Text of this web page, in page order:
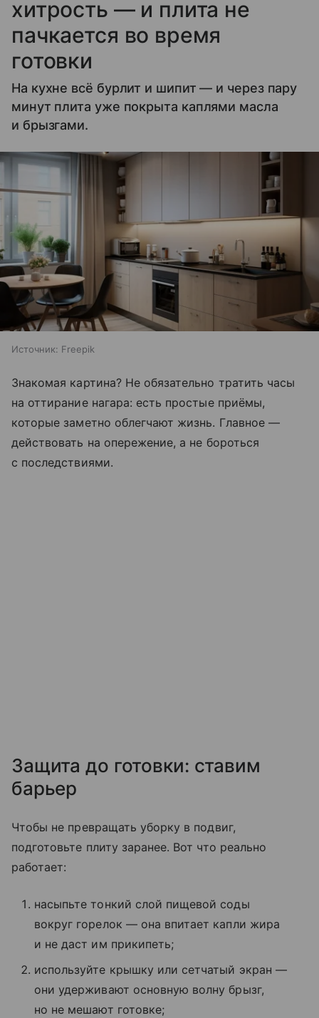
хитрость — и плита не
пачкается во время
готовки
На кухне всё бурлит и шипит — и через пару
минут плита уже покрыта каплями масла
и брызгами.
Источник: Freepik
Знакомая картина? Не обязательно тратить часы
на оттирание нагара: есть простые приёмы,
которые заметно облегчают жизнь. Главное —
действовать на опережение, а не бороться
с последствиями.
Защита до готовки: ставим
барьер
Чтобы не превращать уборку в подвиг,
подготовьте плиту заранее. Вот что реально
работает:
насыпьте тонкий слой пищевой соды
вокруг горелок — она впитает капли жира
и не даст им прикипеть;
используйте крышку или сетчатый экран —
они удерживают основную волну брызг,
но не мешают готовке;